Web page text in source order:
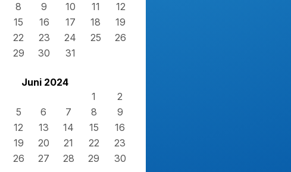
8 9 10 11
12
15 16 17 18
19
22 23 24 25
26
29 30 31
Juni 2024
1
2
5 6 7 8
9
12 13 14 15
16
19 20 21 22
23
26 27 28 29 30